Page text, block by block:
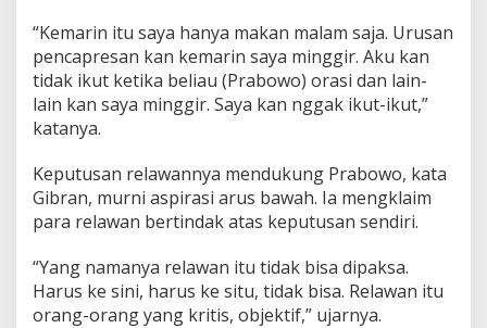
“Kemarin itu saya hanya makan malam saja. Urusan
pencapresan kan kemarin saya minggir. Aku kan
tidak ikut ketika beliau (Prabowo) orasi dan lain-
lain kan saya minggir. Saya kan nggak ikut-ikut,”
katanya.
Keputusan relawannya mendukung Prabowo, kata
Gibran, murni aspirasi arus bawah. Ia mengklaim
para relawan bertindak atas keputusan sendiri.
“Yang namanya relawan itu tidak bisa dipaksa.
Harus ke sini, harus ke situ, tidak bisa. Relawan itu
orang-orang yang kritis, objektif,” ujarnya.